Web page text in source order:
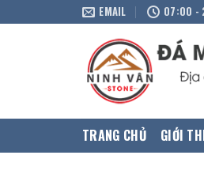
EMAIL 07:00 -
TRANG CHỦ GIỚI